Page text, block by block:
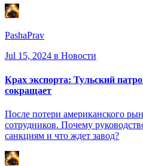
PashaPrav
Jul 15, 2024 в Новости
Крах экспорта: Тульский
сокращает
После потери американского
сотрудников. Почему
санкциям и что ждет завод?